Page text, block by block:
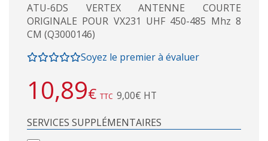
ATU-6DS VERTEX ANTENNE COURTE
ORIGINALE POUR VX231 UHF 450-485 Mhz 8
CM (Q3000146)
Soyez le premier à évaluer
10,89€ TTC 9,00€ HT
SERVICES SUPPLÉMENTAIRES